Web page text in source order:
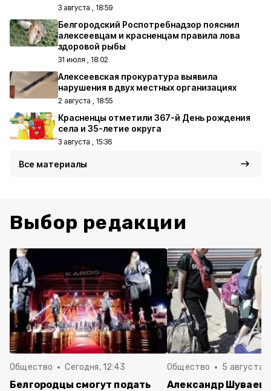
3 августа , 18:59
Белгородский Роспотребнадзор пояснил
алексеевцам и красненцам правила лова
здоровой рыбы
31 июля , 18:02
Алексеевская прокуратура выявила
нарушения в двух местных организациях
2 августа , 18:55
Красненцы отметили 367-й День рождения
села и 35-летие округа
3 августа , 15:36
Все материалы
Выбор редакции
Общество Сегодня, 12:43
Белгородцы смогут подать
Общество 5 августа ,
Александр Шуваев